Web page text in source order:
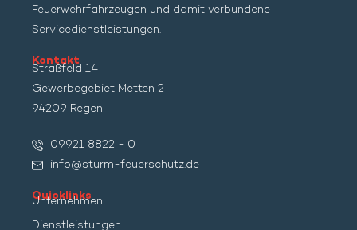
Feuerwehrfahrzeugen und damit verbundene
Servicedienstleistungen.
Kontakt
Straßfeld 14
Gewerbegebiet Metten 2
94209 Regen
09921 8822 - 0
info@sturm-feuerschutz.de
Quicklinks
Unternehmen
Dienstleistungen